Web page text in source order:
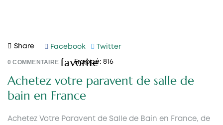
Share Facebook Twitter
0COMMENTAIRE favorite
Frappé: 816
Achetez votre paravent de salle de
bain en France
Achetez Votre Paravent de Salle de Bain en France, de